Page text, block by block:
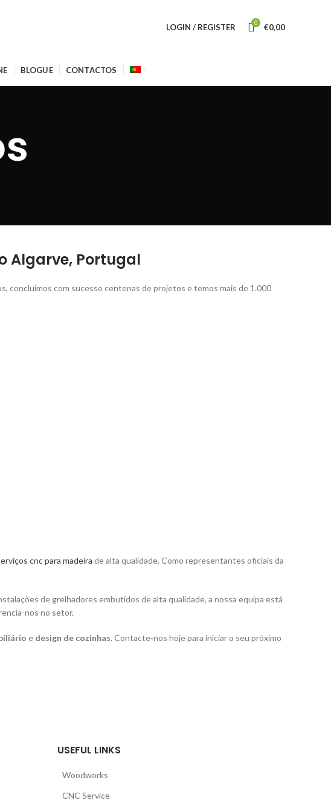
LOGIN / REGISTER 0 €0,00
BLOGUE CONTACTOS
Algarve, Portugal
concluímos com sucesso centenas de projetos e temos mais de 1.000
cnc para madeira de alta qualidade. Como representantes oficiais da
de grelhadores embutidos de alta qualidade, a nossa equipa está
nos no setor.
e design de cozinhas. Contacte-nos hoje para iniciar o seu próximo
USEFUL LINKS
Woodworks
CNC Service